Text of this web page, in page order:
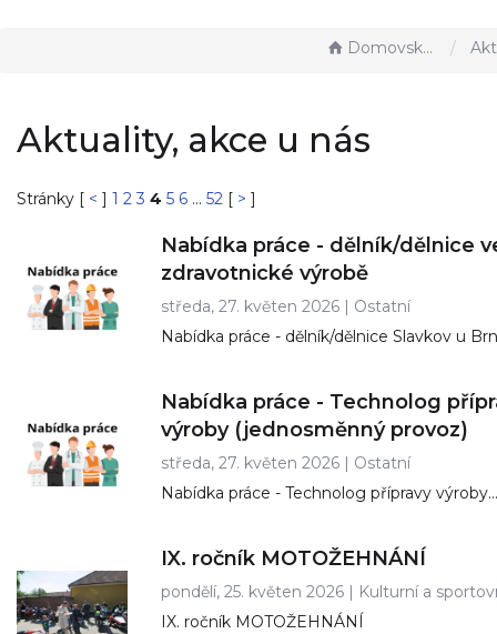
Domovská stránka
Aktuality, akce u nás
Stránky [ < ] 1 23 4 5 6 ... 52 [ > ]
Nabídka práce - dělník/dělnice
zdravotnické výrobě
středa, 27. květen 2026 | Ostatní
Nabídka práce - dělník/dělnice Slavkov u
Nabídka práce - Technolog
výroby (jednosměnný provoz)
středa, 27. květen 2026 | Ostatní
Nabídka práce - Technolog přípravy výroby
IX. ročník MOTOŽEHNÁNÍ
pondělí, 25. květen 2026 |
Kulturní a
IX. ročník MOTOŽEHNÁNÍ